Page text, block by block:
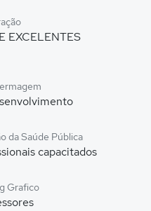
EXCELENTES
da Saúde Pública
capacitados
Grafico